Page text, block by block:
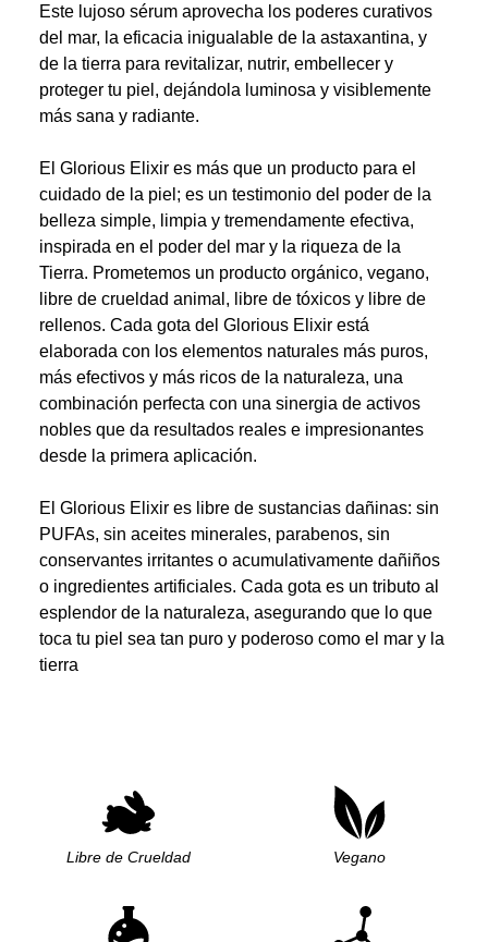
Este lujoso sérum aprovecha los poderes curativos
del mar, la eficacia inigualable de la astaxantina, y
de la tierra para revitalizar, nutrir, embellecer y
proteger tu piel, dejándola luminosa y visiblemente
más sana y radiante.
El Glorious Elixir es más que un producto para el
cuidado de la piel; es un testimonio del poder de la
belleza simple, limpia y tremendamente efectiva,
inspirada en el poder del mar y la riqueza de la
Tierra. Prometemos un producto orgánico, vegano,
libre de crueldad animal, libre de tóxicos y libre de
rellenos. Cada gota del Glorious Elixir está
elaborada con los elementos naturales más puros,
más efectivos y más ricos de la naturaleza, una
combinación perfecta con una sinergia de activos
nobles que da resultados reales e impresionantes
desde la primera aplicación.
El Glorious Elixir es libre de sustancias dañinas: sin
PUFAs, sin aceites minerales, parabenos, sin
conservantes irritantes o acumulativamente dañiños
o ingredientes artificiales. Cada gota es un tributo al
esplendor de la naturaleza, asegurando que lo que
toca tu piel sea tan puro y poderoso como el mar y la
tierra
Libre de Crueldad Vegano